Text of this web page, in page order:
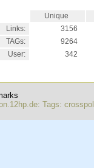
Unique
Links:
3156
TAGs:
9264
User:
342